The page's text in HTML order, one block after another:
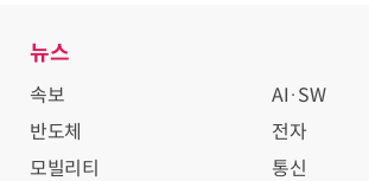
뉴스
속보
AI·SW
반도체
전자
모빌리티
통신